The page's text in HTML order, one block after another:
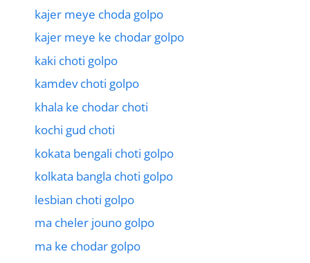
kajer meye choda golpo
kajer meye ke chodar golpo
kaki choti golpo
kamdev choti golpo
khala ke chodar choti
kochi gud choti
kokata bengali choti golpo
kolkata bangla choti golpo
lesbian choti golpo
ma cheler jouno golpo
ma ke chodar golpo